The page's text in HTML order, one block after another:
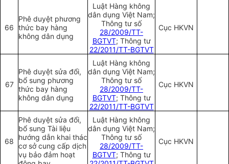
66
Phê duyệt phương
thức bay hàng
không dân dụng
Luật Hàng không
dân dụng Việt Nam;
Thông tư số
28/2009/TT-
BGTVT; Thông tư
22/2011/TT-BGTVT
Cục HKVN
67
Phê duyệt sửa đổi,
bổ sung phương
thức bay hàng
không dân dụng
Luật Hàng không
dân dụng Việt Nam;
Thông tư số
28/2009/TT-
BGTVT; Thông tư
22/2011/TT-BGTVT
Cục HKVN
68
Phê duyệt sửa đổi,
bổ sung Tài liệu
hướng dẫn khai thác
cơ sở cung cấp dịch
vụ bảo đảm hoạt
Luật Hàng không
dân dụng Việt Nam;
Thông tư số
28/2009/TT-
BGTVT; Thông tư
Cục HKVN